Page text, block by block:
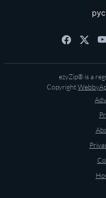
ezyZip® is a
Copyright